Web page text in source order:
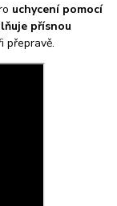
uchycení pomocí
přísnou
přepravě.